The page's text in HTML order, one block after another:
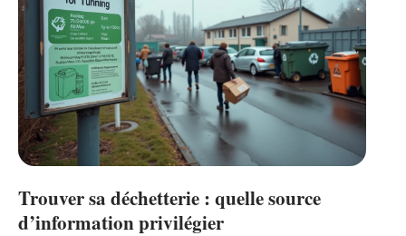
Trouver sa déchetterie : quelle source
d’information privilégier